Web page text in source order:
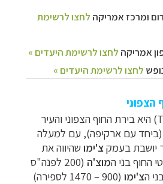
הצפוני
) היא בירת החוף הצפוני והעיר
(ביחד עם ארקיפה), עם למעלה
יושבת בעמקצ'ימושהיווה את
החוף בני המוצ'ה
(200 לפנה"ס
הצ'ימו
(900 – 1470 לספירה)